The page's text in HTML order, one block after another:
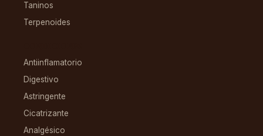
Taninos
Terpenoides
Antiinflamatorio
Digestivo
Astringente
Cicatrizante
Analgésico